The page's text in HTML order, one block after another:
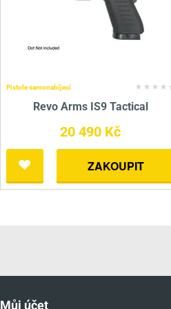
Pistole samonabíjecí
Revo Arms IS9 Tactical
20 490 Kč
ZAKOUPIT
Můj účet